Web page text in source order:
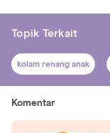
Topik Terkait
kolam renang anak
Komentar